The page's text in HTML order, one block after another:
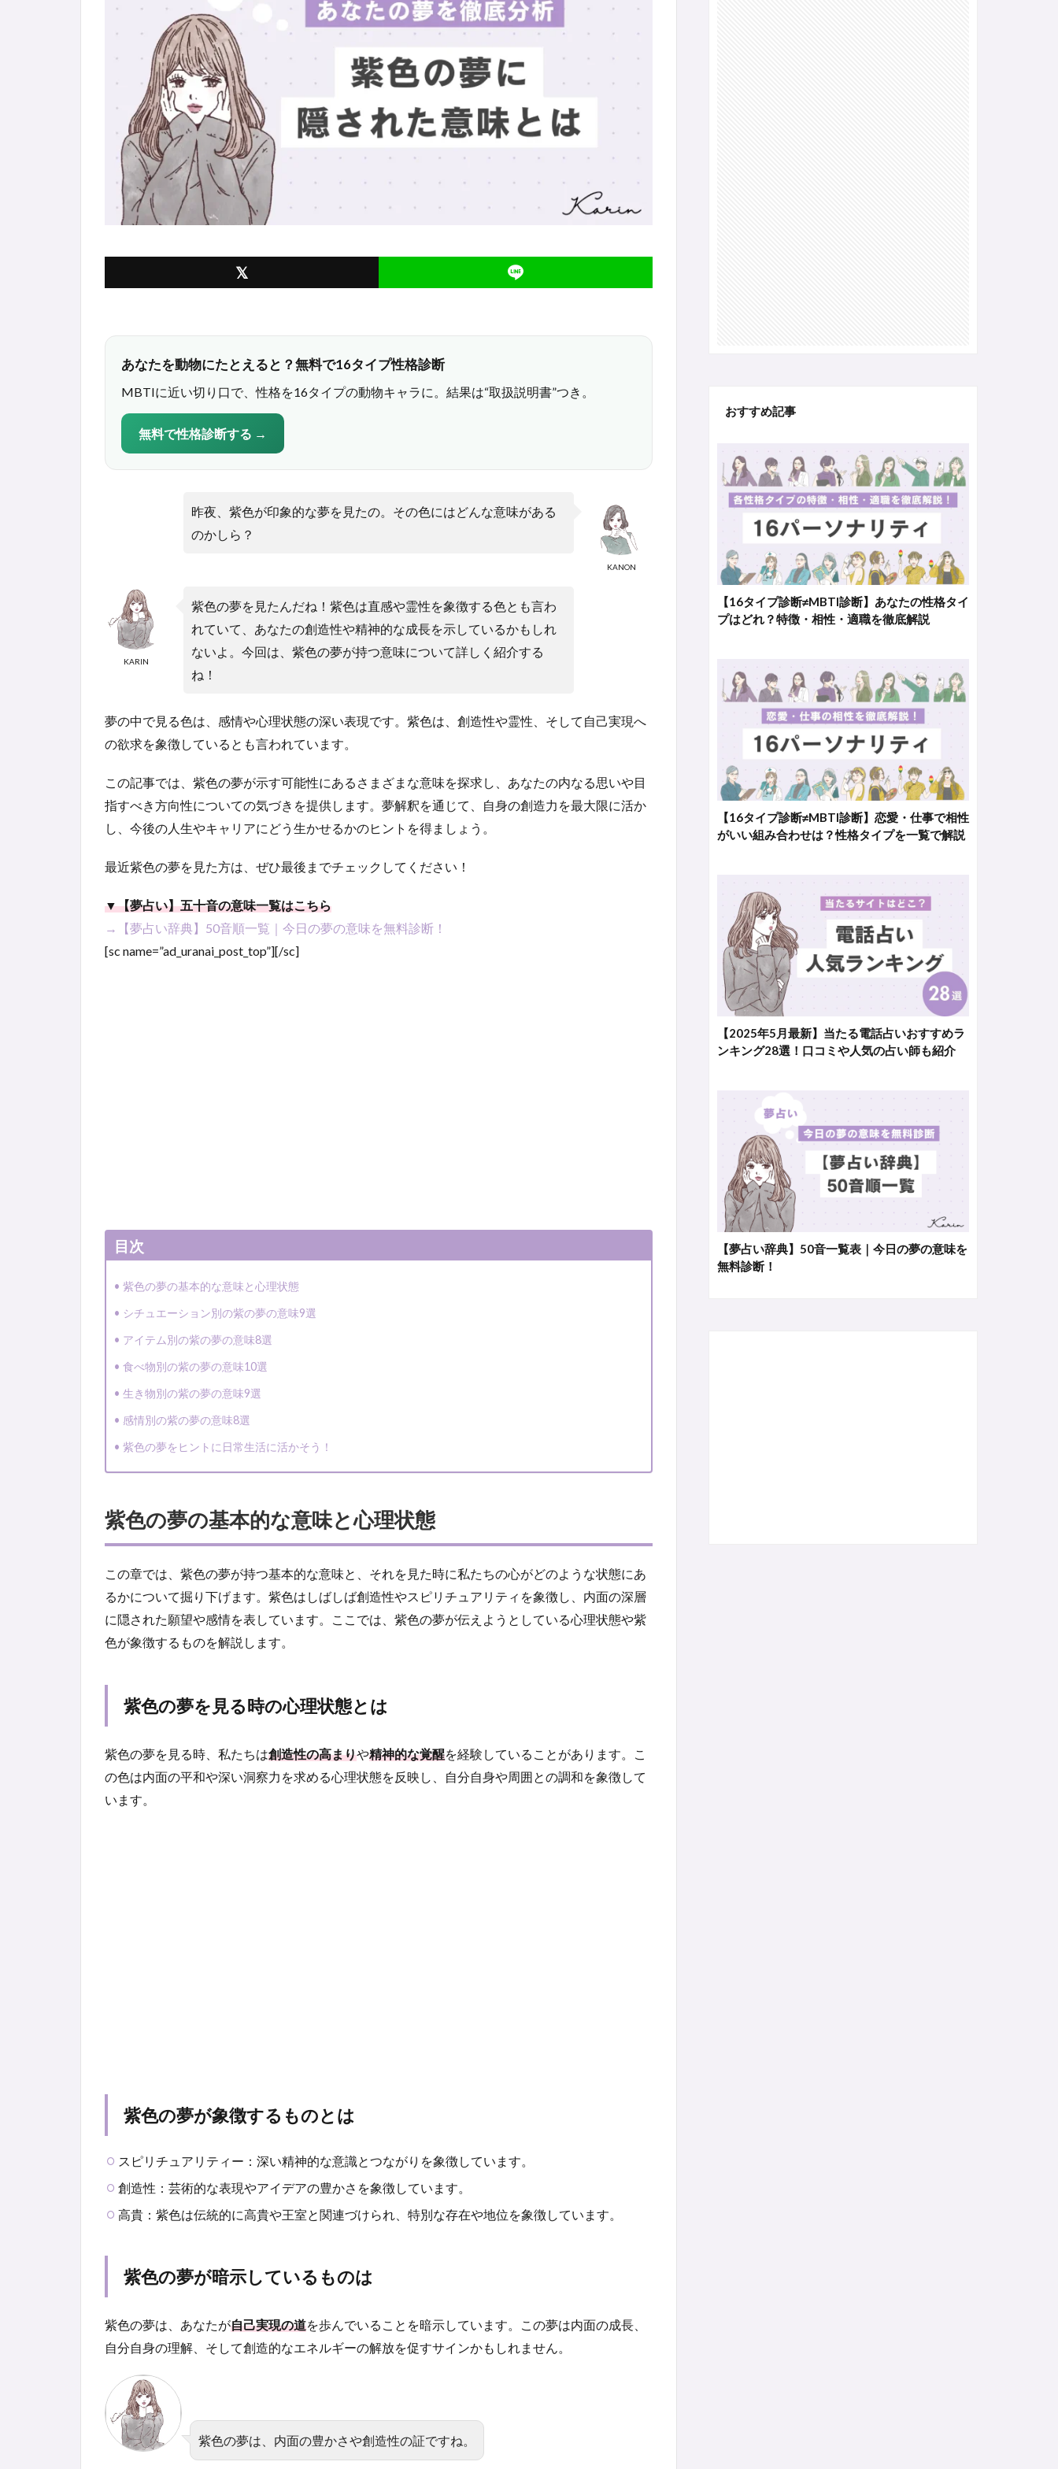
あなたを動物にたとえると？無料で16タイプ性格診断
MBTIに近い切り口で、性格を16タイプの動物キャラに。結果は“取扱説明書”つき。
無料で性格診断する →
KANON
昨夜、紫色が印象的な夢を見たの。その色にはどんな意味がある
のかしら？
KARIN
紫色の夢を見たんだね！紫色は直感や霊性を象徴する色とも言わ
れていて、あなたの創造性や精神的な成長を示しているかもしれ
ないよ。今回は、紫色の夢が持つ意味について詳しく紹介する
ね！
夢の中で見る色は、感情や心理状態の深い表現です。紫色は、創造性や霊性、そして自己実現へ
の欲求を象徴しているとも言われています。
この記事では、紫色の夢が示す可能性にあるさまざまな意味を探求し、あなたの内なる思いや目
指すべき方向性についての気づきを提供します。夢解釈を通じて、自身の創造力を最大限に活か
し、今後の人生やキャリアにどう生かせるかのヒントを得ましょう。
最近紫色の夢を見た方は、ぜひ最後までチェックしてください！
▼【夢占い】五十音の意味一覧はこちら
→【夢占い辞典】50音順一覧｜今日の夢の意味を無料診断！
[sc name=”ad_uranai_post_top”][/sc]
目次
紫色の夢の基本的な意味と心理状態
シチュエーション別の紫の夢の意味9選
アイテム別の紫の夢の意味8選
食べ物別の紫の夢の意味10選
生き物別の紫の夢の意味9選
感情別の紫の夢の意味8選
紫色の夢をヒントに日常生活に活かそう！
紫色の夢の基本的な意味と心理状態
この章では、紫色の夢が持つ基本的な意味と、それを見た時に私たちの心がどのような状態にあ
るかについて掘り下げます。紫色はしばしば創造性やスピリチュアリティを象徴し、内面の深層
に隠された願望や感情を表しています。ここでは、紫色の夢が伝えようとしている心理状態や紫
色が象徴するものを解説します。
紫色の夢を見る時の心理状態とは
紫色の夢を見る時、私たちは創造性の高まりや精神的な覚醒を経験していることがあります。こ
の色は内面の平和や深い洞察力を求める心理状態を反映し、自分自身や周囲との調和を象徴して
います。
紫色の夢が象徴するものとは
スピリチュアリティー：深い精神的な意識とつながりを象徴しています。
創造性：芸術的な表現やアイデアの豊かさを象徴しています。
高貴：紫色は伝統的に高貴や王室と関連づけられ、特別な存在や地位を象徴しています。
紫色の夢が暗示しているものは
紫色の夢は、あなたが自己実現の道を歩んでいることを暗示しています。この夢は内面の成長、
自分自身の理解、そして創造的なエネルギーの解放を促すサインかもしれません。
紫色の夢は、内面の豊かさや創造性の証ですね。
おすすめ記事
【16タイプ診断≠MBTI診断】あなたの性格タイ
プはどれ？特徴・相性・適職を徹底解説
【16タイプ診断≠MBTI診断】恋愛・仕事で相性
がいい組み合わせは？性格タイプを一覧で解説
【2025年5月最新】当たる電話占いおすすめラ
ンキング28選！口コミや人気の占い師も紹介
【夢占い辞典】50音一覧表｜今日の夢の意味を
無料診断！